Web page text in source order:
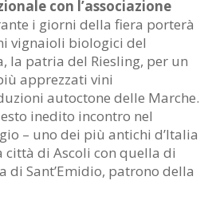
con l’associazione
i giorni della fiera porterà
vignaioli biologici del
la patria del Riesling, per un
apprezzati vini
autoctone delle Marche.
inedito incontro nel
– uno dei più antichi d’Italia
città di Ascoli con quella di
di Sant’Emidio, patrono della